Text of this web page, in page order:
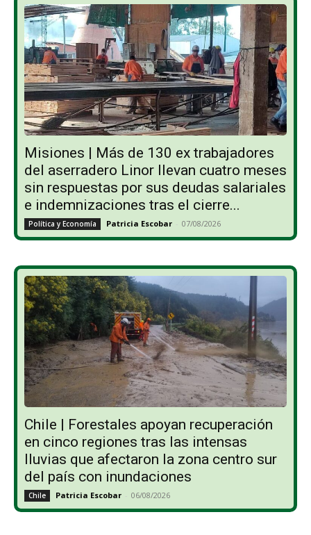
Misiones | Más de 130 ex trabajadores
del aserradero Linor llevan cuatro meses
sin respuestas por sus deudas salariales
e indemnizaciones tras el cierre...
Política y Economía Patricia Escobar - 07/08/2026
Chile | Forestales apoyan recuperación
en cinco regiones tras las intensas
lluvias que afectaron la zona centro sur
del país con inundaciones
Chile Patricia Escobar - 06/08/2026